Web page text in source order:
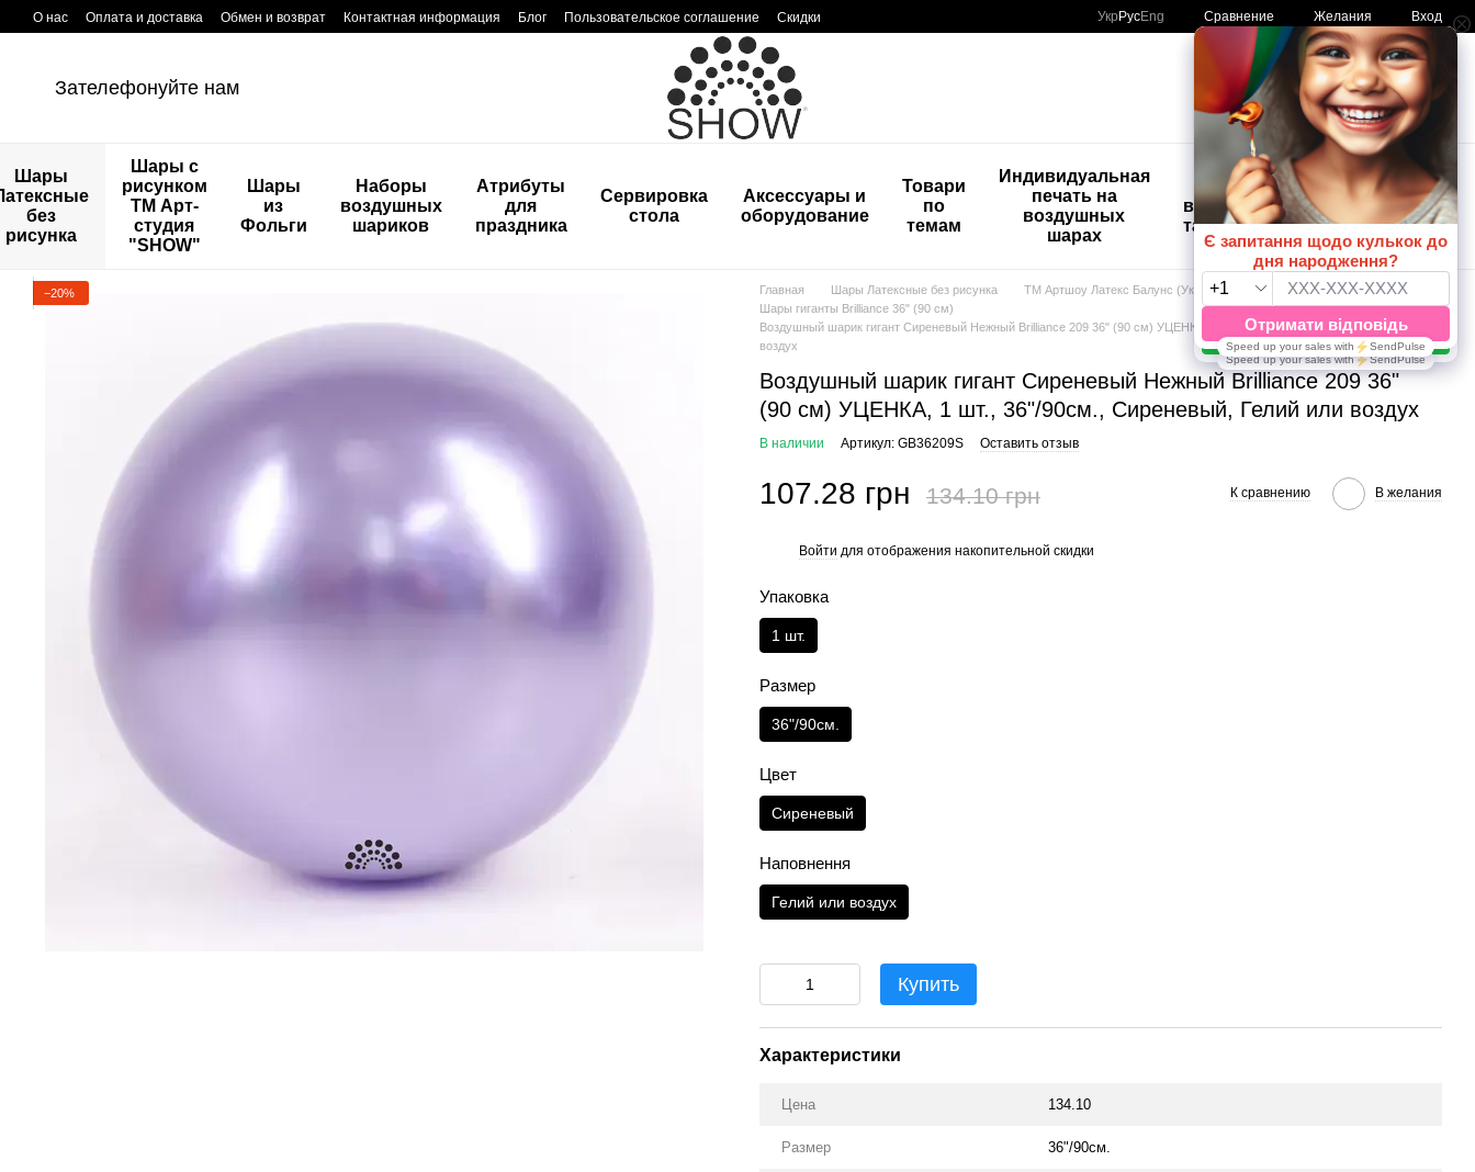
Перейти к основному контенту
О нас Оплата и доставка Обмен и возврат Контактная информация Блог Пользовательское соглашение Скидки Укр РусEng Сравнение Желания Вход
Зателефонуйте нам Мой заказ
Шары
без
рисунка
Шары с
рисунком
ТМ Арт-
студия
"SHOW"
Шары
из
Фольги
Наборы
воздушных
шариков
Атрибуты
для
праздника
Сервировка
стола
Аксессуары и
оборудование
Товари
по
темам
Индивидуальная
печать на
воздушных
шарах
Детские
временные
татуировки
🚨🚨🚨
Распродажа
Шары с
рисунком
😀🎈
−20% Главная Шары Латексные без рисунка ТМ Артшоу Латекс Балунс (Украина) Шары гиганты
36’’
Шары гиганты Brilliance 36" (90 см)
Воздушный шарик гигант Сиреневый Нежный Brilliance 209 36" (90 см) УЦЕНКА, 1 шт., 36"/90см., Сиреневый, Гелий или
воздух
Воздушный шарик гигант Сиреневый Нежный Brilliance 209 36"
(90 см) УЦЕНКА, 1 шт., 36"/90см., Сиреневый, Гелий или воздух
В наличии Артикул: GB36209S Оставить отзыв
107.28 грн 134.10 грн К сравнению В желания
Войти для отображения накопительной скидки
Упаковка
1 шт.
Размер
36"/90см.
Цвет
Сиреневый
Наповнення
Гелий или воздух
Купить
Характеристики
Цена 134.10
Размер 36"/90см.